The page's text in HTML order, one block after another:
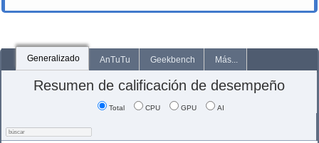
Generalizado AnTuTu Geekbench Más...
Resumen de calificación de desempeño
Total CPU GPU AI